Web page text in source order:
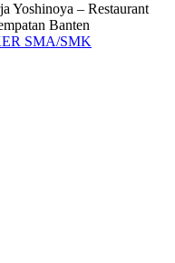
Yoshinoya – Restaurant
Banten
SMA/SMK